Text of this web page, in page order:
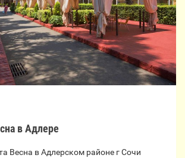
в Адлере
Весна в Адлерском районе г Сочи